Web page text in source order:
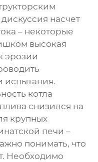
насчет
– некоторые
высокая
эрозии
испытания.
котла
снизился на
крупных
печи –
понимать, что
Необходимо